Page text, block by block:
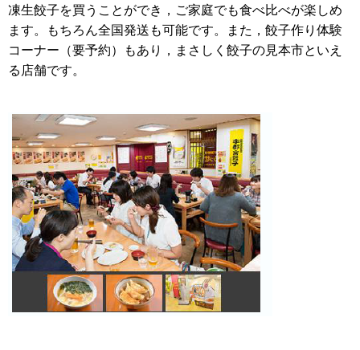
凍生餃子を買うことができ，ご家庭でも食べ比べが楽しめ
ます。もちろん全国発送も可能です。また，餃子作り体験
コーナー（要予約）もあり，まさしく餃子の見本市といえ
る店舗です。